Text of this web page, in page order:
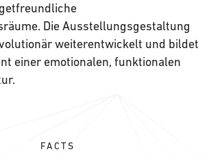
Die Ausstellungsgestaltung
weiterentwickelt und bildet
einer emotionalen, funktionalen
FACTS